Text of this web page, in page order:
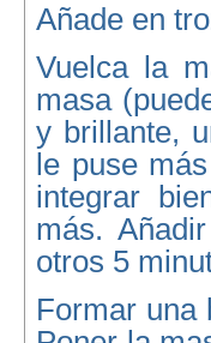
Añade en
Vuelca la
masa
y brillante,
le puse
integrar
más.
otros 5
Formar una